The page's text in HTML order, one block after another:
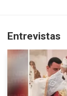
Entrevistas